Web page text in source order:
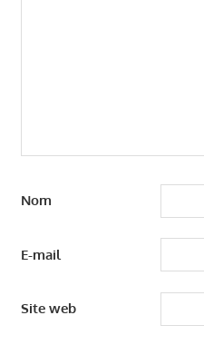
Nom
E-mail
Site web